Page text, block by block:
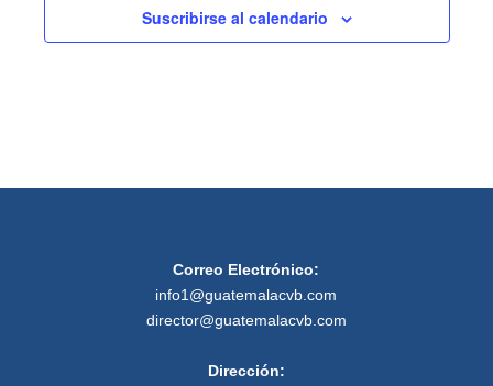
Suscribirse al calendario
Correo Electrónico:
info1@guatemalacvb.com
director@guatemalacvb.com
Dirección: